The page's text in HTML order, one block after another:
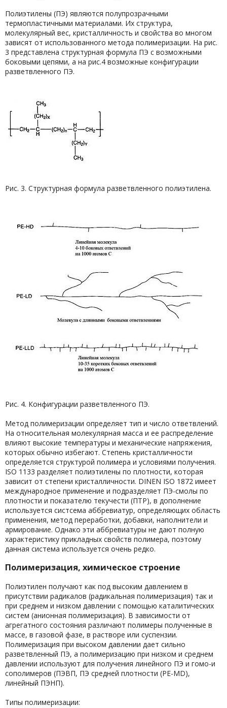
Полиэтилены (ПЭ) являются полупрозрачными
термопластичными материалами. Их структура,
молекулярный вес, кристалличность и свойства во многом
зависят от использованного метода полимеризации. На рис.
3 представлена структурная формула ПЭ с возможными
боковыми цепями, а на рис.4 возможные конфигурации
разветвленного ПЭ.
Рис. 3. Структурная формула разветвленного полиэтилена.
Рис. 4. Конфигурации разветвленного ПЭ.
Метод полимеризации определяет тип и число ответвлений.
На относительная молекулярная масса и ее распределение
влияют высокие температуры и механические напряжения,
которых обычно избегают. Степень кристалличности
определяется структурой полимера и условиями получения.
ISO 1133 разделяет полиэтилены по плотности, которая
зависит от степени кристалличности. DINEN ISO 1872 имеет
международное применение и подразделяет ПЭ-смолы по
плотности и показателю текучести (ПТР), в дополнение
используется систсема аббревиатур, определяющих область
применения, метод переработки, добавки, наполнители и
армирование. Однако эти аббревиатуры не дают полную
характеристику прикладных свойств полимера, поэтому
данная система используется очень редко.
Полимеризация, химическое строение
Полиэтилен получают как под высоким давлением в
присутствии радикалов (радикальная полимеризация) так и
при среднем и низком давлении с помощью каталитических
систем (анионная полимеризация). В зависимости от
агрегатного состояния различают полимеры полученные в
массе, в газовой фазе, в растворе или суспензии.
Полимеризация при высоком давлении дает сильно
разветвленный ПЭ, а полимеризацию при низком и среднем
давлении используют для получения линейного ПЭ и гомо-и
сополимеров (ПЭВП, ПЭ средней плотности (PE-MD),
линейный ПЭНП).
Типы полимеризации: